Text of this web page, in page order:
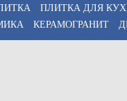
ПЛИТКА ДЛЯ
КЕРАМОГРАНИТ